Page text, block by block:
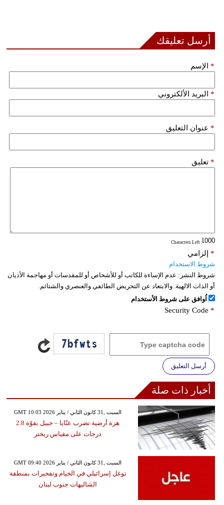
أرسل تعليقك
الإسم *
البريد الألكتروني *
عنوان التعليق *
تعليق *
: Characters Left
إلزامي *
شروط الاستخدام
شروط النشر: عدم الإساءة للكاتب أو للأشخاص أو للمقدسات أو مهاجمة الأديان
أو الذات الالهية. والابتعاد عن التحريض الطائفي والعنصري والشتائم.
اُوافق على شروط الأستخدام
Security Code *
أرسل التعليق
أخبار ذات صلة
GMT 10:03 2026 السبت ,31 كانون الثاني / يناير
هزة أرضية تضرب عنّايا – جبيل بقوّة 2.8
درجات على مقياس ريختر
GMT 09:40 2026 السبت ,31 كانون الثاني / يناير
توغل إسرائيلي في الخيام وتفجيرات بمنطقة
الشاليهات جنوب لبنان